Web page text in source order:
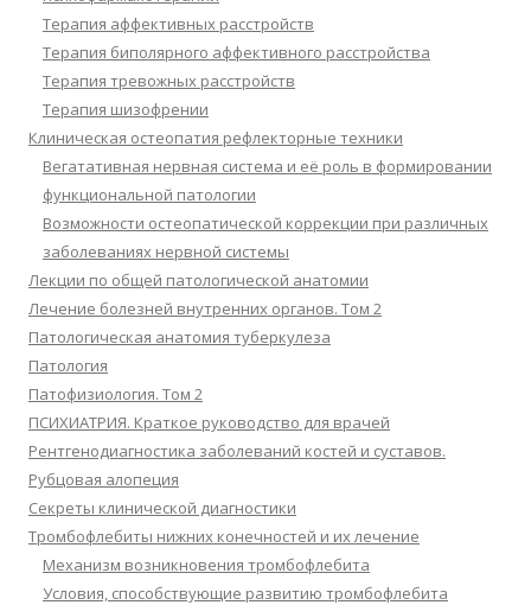
Терапия аффективных расстройств
Терапия биполярного аффективного расстройства
Терапия тревожных расстройств
Терапия шизофрении
Клиническая остеопатия рефлекторные техники
Вегатативная нервная система и её роль в формировании
функциональной патологии
Возможности остеопатической коррекции при различных
заболеваниях нервной системы
Лекции по общей патологической анатомии
Лечение болезней внутренних органов. Том 2
Патологическая анатомия туберкулеза
Патология
Патофизиология. Том 2
ПСИХИАТРИЯ. Краткое руководство для врачей
Рентгенодиагностика заболеваний костей и суставов.
Рубцовая алопеция
Секреты клинической диагностики
Тромбофлебиты нижних конечностей и их лечение
Механизм возникновения тромбофлебита
Условия, способствующие развитию тромбофлебита